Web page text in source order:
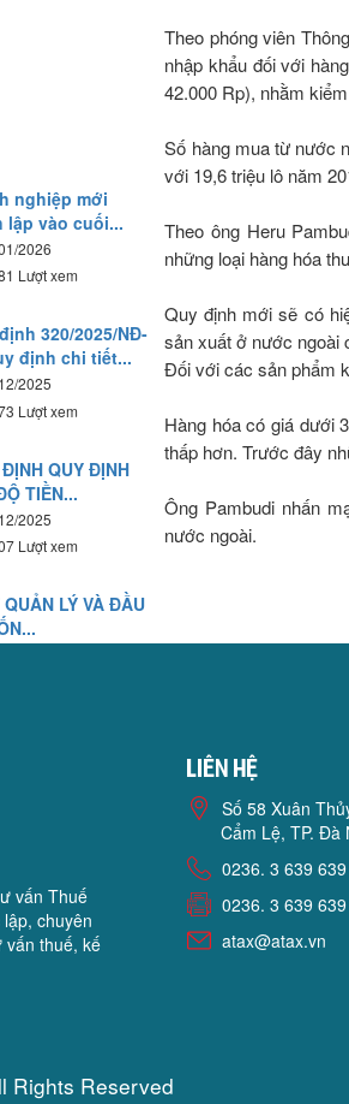
nghiệp mới
lập vào cuối...
2026
Lượt xem
320/2025/NĐ-
định chi tiết...
2025
Lượt xem
QUY ĐỊNH
TIỀN...
2025
Lượt xem
QUẢN LÝ VÀ ĐẦU
Theo phóng viên
nhập khẩu đối với
42.000 Rp), nhằm
Số hàng mua từ nước
với 19,6 triệu lô năm
Theo ông Heru
những loại hàng hóa
Quy định mới sẽ có
sản xuất ở nước ngoài
Đối với các sản phẩm
Hàng hóa có giá dưới
thấp hơn. Trước đây
Ông Pambudi nhấn
nước ngoài.
vấn Thuế
chuyên
vấn thuế, kế
Liên hệ
Số 58 Xuân
Cẩm Lệ, TP. Đà
0236. 3 639 639
0236. 3 639 639
atax@atax.vn
Rights Reserved